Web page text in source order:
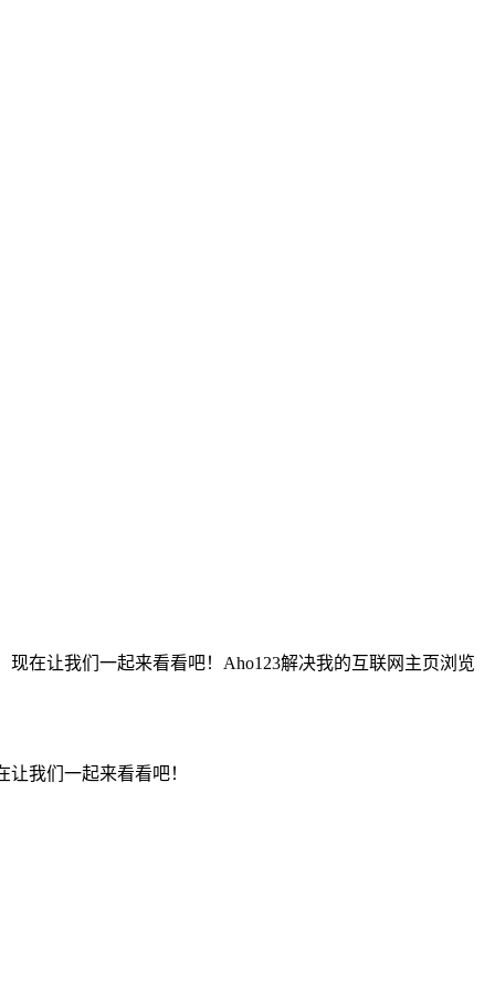
在让我们一起来看看吧！Aho123解决我的互联网主页浏览
我们一起来看看吧！